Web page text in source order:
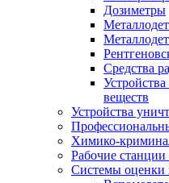
Дозиметры
Средства
веществ
Устройства
Химико-
Рабочие
Системы оценки